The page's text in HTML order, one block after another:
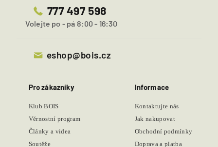
777 497 598
Volejte po - pá 8:00 - 16:30
eshop@bois.cz
Pro zákazníky
Klub BOIS
Věrnostní program
Články a videa
Soutěže
Informace
Kontaktujte nás
Jak nakupovat
Obchodní podmínky
Doprava a platba